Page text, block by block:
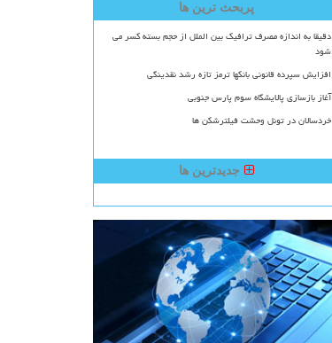
پربحث ترین ها
دقیقا به اندازه مصرف ترافیک بین الملل از حجم بسته کسر می
شود
افزایش سپرده قانونی بانکها ترمز تازه رشد نقدینگی
آغاز بازسازی پالایشگاه سوم پارس جنوبی
خردسالان در تونل وحشت فیلترشکن ها
جدیدترین ها